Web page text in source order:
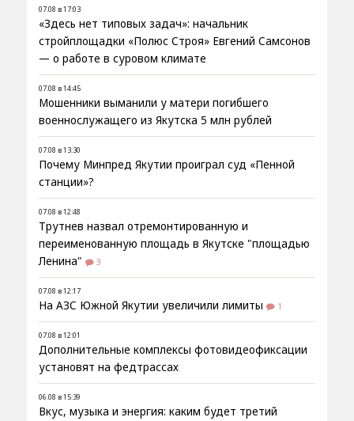
07.08 в 17:03
«Здесь нет типовых задач»: начальник
стройплощадки «Полюс Строя» Евгений Самсонов
— о работе в суровом климате
07.08 в 14:45
Мошенники выманили у матери погибшего
военнослужащего из Якутска 5 млн рублей
07.08 в 13:30
Почему Минпред Якутии проиграл суд «Пенной
станции»?
07.08 в 12:48
Трутнев назвал отремонтированную и
переименованную площадь в Якутске "площадью
Ленина"
3
07.08 в 12:17
На АЗС Южной Якутии увеличили лимиты 1
07.08 в 12:01
Дополнительные комплексы фотовидеофиксации
установят на федтрассах
06.08 в 15:39
Вкус, музыка и энергия: каким будет третий